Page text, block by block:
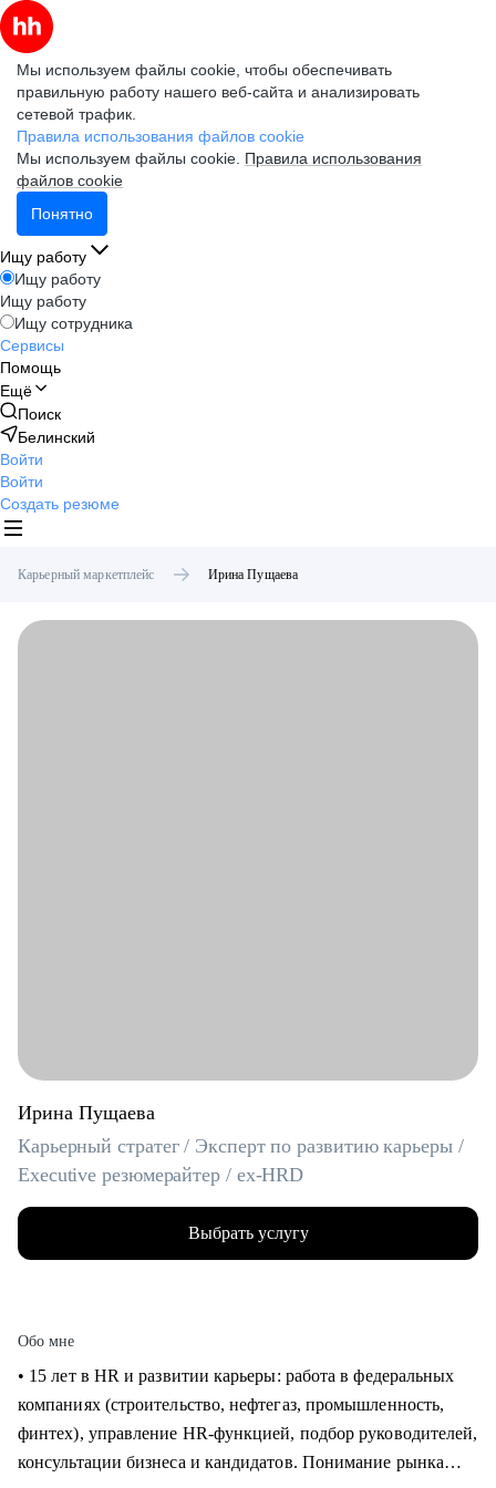
Мы используем файлы cookie, чтобы обеспечивать
правильную работу нашего веб-сайта и анализировать
сетевой трафик.
Правила использования файлов cookie
Мы используем файлы cookie. Правила использования
файлов cookie
Понятно
Ищу работу
Ищу работу
Ищу работу
Ищу сотрудника
Сервисы
Помощь
Ещё
Поиск
Белинский
Войти
Войти
Создать резюме
Карьерный маркетплейс Ирина Пущаева
Ирина Пущаева
Карьерный стратег / Эксперт по развитию карьеры /
Executive резюмерайтер / ex-HRD
Выбрать услугу
Обо мне
• 15 лет в HR и развитии карьеры: работа в федеральных
компаниях (строительство, нефтегаз, промышленность,
финтех), управление HR-функцией, подбор руководителей,
консультации бизнеса и кандидатов. Понимание рынка